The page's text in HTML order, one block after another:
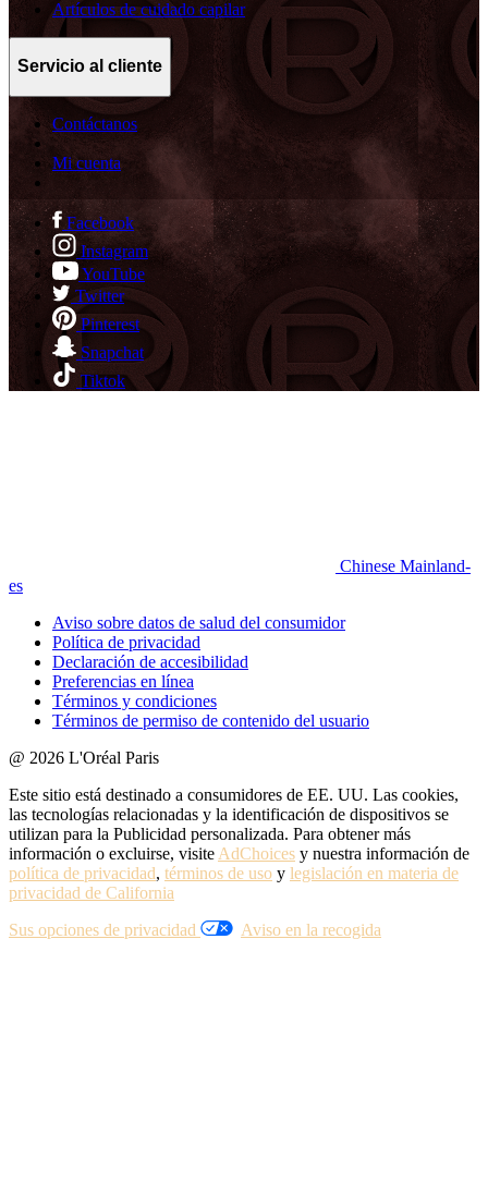
Artículos de cuidado capilar
Servicio al cliente
Contáctanos
Mi cuenta
Facebook
Instagram
YouTube
Twitter
Pinterest
Snapchat
Tiktok
Chinese Mainland-
es
Aviso sobre datos de salud del consumidor
Política de privacidad
Declaración de accesibilidad
Preferencias en línea
Términos y condiciones
Términos de permiso de contenido del usuario
@ 2026 L'Oréal Paris
Este sitio está destinado a consumidores de EE. UU. Las cookies,
las tecnologías relacionadas y la identificación de dispositivos se
utilizan para la Publicidad personalizada. Para obtener más
información o excluirse, visite AdChoices y nuestra información de
política de privacidad, términos de uso y legislación en materia de
privacidad de California
Sus opciones de privacidad
Aviso en la recogida